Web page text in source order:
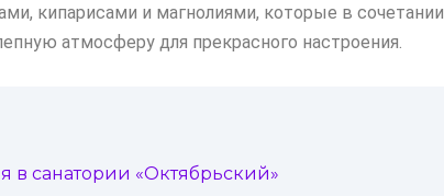
кипарисами и магнолиями, которые в сочетании
атмосферу для прекрасного настроения.
в санатории «Октябрьский»